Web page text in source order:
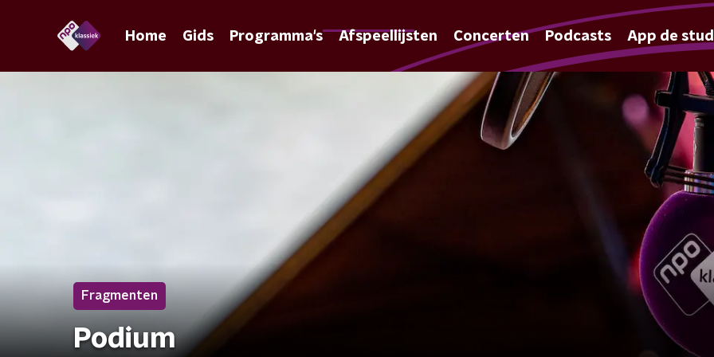
Home Gids Programma's Afspeellijsten Concerten Podcasts App de
Fragmenten
Podium